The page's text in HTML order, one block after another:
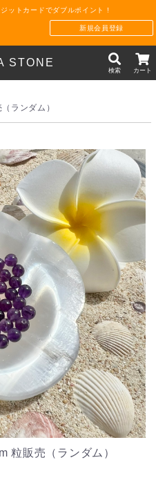
ットカードでダブルポイント !
新規会員登録
STONE
検索 カート
ランダム）
粒販売（ランダム）